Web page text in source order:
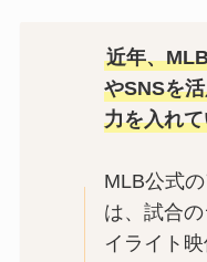
近年、
やSNSを
力を入れ
MLB公式
は、試合
イライト